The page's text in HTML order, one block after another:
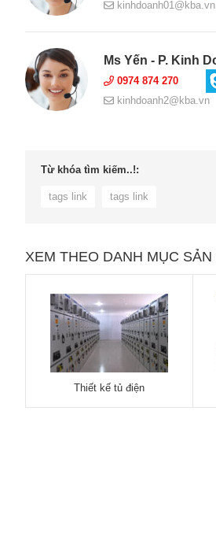
kinhdoanh01@kba.vn
Ms Yến - P. Kinh
0974 874 270
kinhdoanh2@kba.vn
Từ khóa tìm kiếm..!:
tags link tags link
XEM THEO DANH MỤC
Thiết kế tủ điện